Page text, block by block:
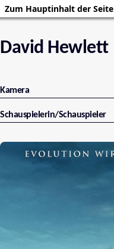
Zum Hauptinhalt der Seite
David Hewlett
Kamera
Schauspielerin/Schauspieler